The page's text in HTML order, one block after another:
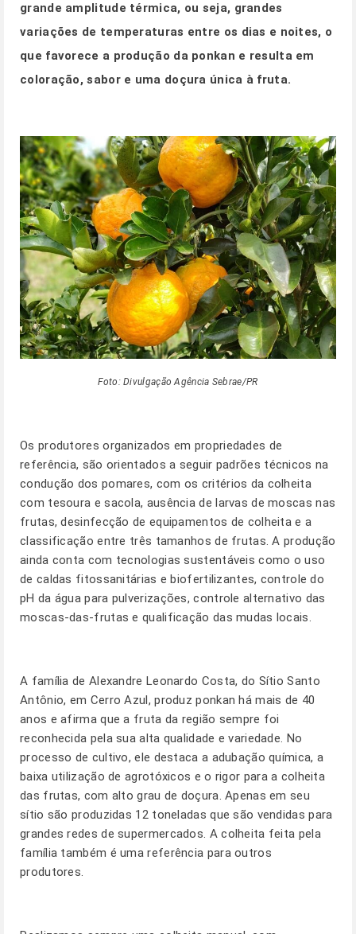
grande amplitude térmica, ou seja, grandes
variações de temperaturas entre os dias e noites, o
que favorece a produção da ponkan e resulta em
coloração, sabor e uma doçura única à fruta.
Foto: Divulgação Agência Sebrae/PR
Os produtores organizados em propriedades de
referência, são orientados a seguir padrões técnicos na
condução dos pomares, com os critérios da colheita
com tesoura e sacola, ausência de larvas de moscas nas
frutas, desinfecção de equipamentos de colheita e a
classificação entre três tamanhos de frutas. A produção
ainda conta com tecnologias sustentáveis como o uso
de caldas fitossanitárias e biofertilizantes, controle do
pH da água para pulverizações, controle alternativo das
moscas-das-frutas e qualificação das mudas locais.
A família de Alexandre Leonardo Costa, do Sítio Santo
Antônio, em Cerro Azul, produz ponkan há mais de 40
anos e afirma que a fruta da região sempre foi
reconhecida pela sua alta qualidade e variedade. No
processo de cultivo, ele destaca a adubação química, a
baixa utilização de agrotóxicos e o rigor para a colheita
das frutas, com alto grau de doçura. Apenas em seu
sítio são produzidas 12 toneladas que são vendidas para
grandes redes de supermercados. A colheita feita pela
família também é uma referência para outros
produtores.